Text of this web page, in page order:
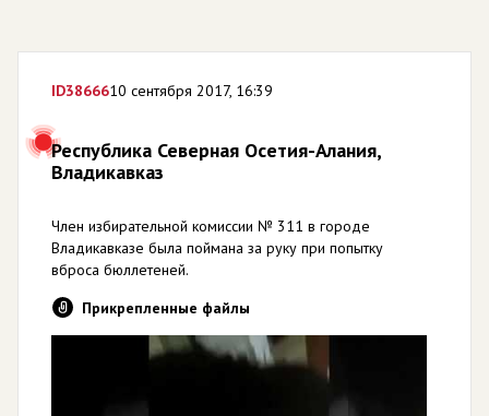
ID3866610 сентября 2017, 16:39
Республика Северная Осетия-Алания,
Владикавказ
Член избирательной комиссии № 311 в городе
Владикавказе была поймана за руку при попытку
вброса бюллетеней.
Прикрепленные файлы